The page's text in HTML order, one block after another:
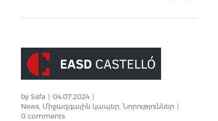
by Safa
04.07.2024
News, Միջազգային կապեր,Նորություններ
0 comments